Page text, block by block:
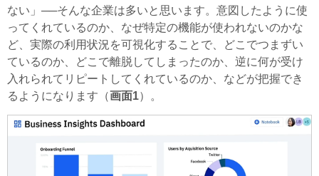
ない」──そんな企業は多いと思います。意図したように使
ってくれているのか、なぜ特定の機能が使われないのかな
ど、実際の利用状況を可視化することで、どこでつまずい
ているのか、どこで離脱してしまったのか、逆に何が受け
入れられてリピートしてくれているのか、などが把握でき
るようになります（画面1）。